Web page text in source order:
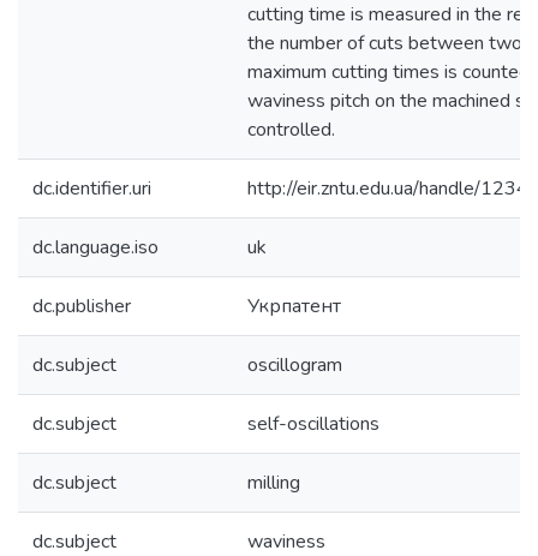
cutting time is measured in the
the number of cuts between two
maximum cutting times is
waviness pitch on the machined
controlled.
dc.identifier.uri http://eir.zntu.edu.ua/handle/
dc.language.iso uk
dc.publisher Укрпатент
dc.subject oscillogram
dc.subject self-oscillations
dc.subject milling
dc.subject waviness